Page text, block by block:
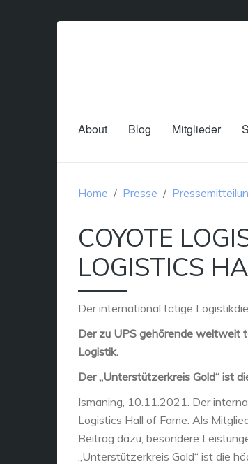
About Blog Mitglieder
Home Presse
COYOTE
LOGISTICS
Der international tätige
Der zu UPS gehörende weltweit
Logistik.
Der „Unterstützerkreis Gold“ ist
Ismaning, 10.11.2021. Der
Logistics Hall of Fame. Als
Beitrag dazu, besondere
„Unterstützerkreis Gold“ ist die